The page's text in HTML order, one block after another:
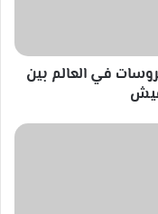
في العالم بين